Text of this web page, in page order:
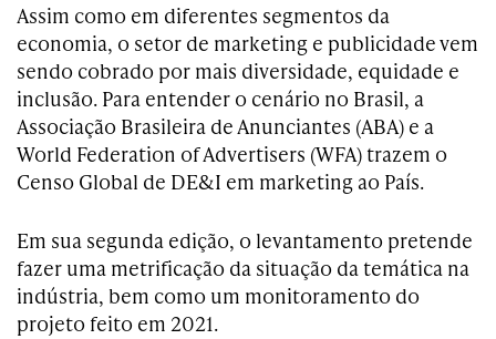
Assim como em diferentes segmentos da
economia, o setor de marketing e publicidade vem
sendo cobrado por mais diversidade, equidade e
inclusão. Para entender o cenário no Brasil, a
Associação Brasileira de Anunciantes (ABA) e a
World Federation of Advertisers (WFA) trazem o
Censo Global de DE&I em marketing ao País.
Em sua segunda edição, o levantamento pretende
fazer uma metrificação da situação da temática na
indústria, bem como um monitoramento do
projeto feito em 2021.